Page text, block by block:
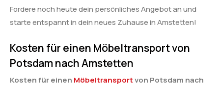
Fordere noch heute dein persönliches Angebot an und
starte entspannt in dein neues Zuhause in Amstetten!
Kosten für einen Möbeltransport von
Potsdam nach Amstetten
Kosten für einen Möbeltransportvon Potsdam nach